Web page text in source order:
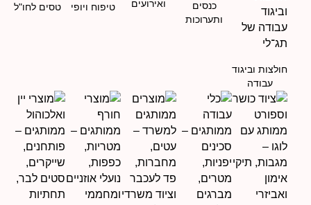
חולצות וביגוד
עבודה
כנסים
ותערוכות
ואירועים
טיפוח ויופי טסים לחו"ל